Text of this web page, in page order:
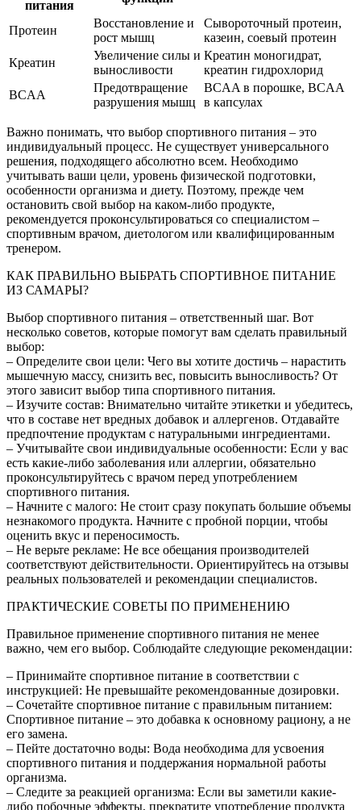
питания
Протеин
Восстановление и
рост мышц
Сывороточный протеин,
казеин, соевый протеин
Креатин
Увеличение силы и
выносливости
Креатин моногидрат,
креатин гидрохлорид
BCAA
Предотвращение
разрушения мышц
BCAA в порошке, BCAA
в капсулах
Важно понимать, что выбор спортивного питания – это
индивидуальный процесс. Не существует универсального
решения, подходящего абсолютно всем. Необходимо
учитывать ваши цели, уровень физической подготовки,
особенности организма и диету. Поэтому, прежде чем
остановить свой выбор на каком-либо продукте,
рекомендуется проконсультироваться со специалистом –
спортивным врачом, диетологом или квалифицированным
тренером.
КАК ПРАВИЛЬНО ВЫБРАТЬ СПОРТИВНОЕ ПИТАНИЕ
ИЗ САМАРЫ?
Выбор спортивного питания – ответственный шаг. Вот
несколько советов, которые помогут вам сделать правильный
выбор:
– Определите свои цели: Чего вы хотите достичь – нарастить
мышечную массу, снизить вес, повысить выносливость? От
этого зависит выбор типа спортивного питания.
– Изучите состав: Внимательно читайте этикетки и убедитесь,
что в составе нет вредных добавок и аллергенов. Отдавайте
предпочтение продуктам с натуральными ингредиентами.
– Учитывайте свои индивидуальные особенности: Если у вас
есть какие-либо заболевания или аллергии, обязательно
проконсультируйтесь с врачом перед употреблением
спортивного питания.
– Начните с малого: Не стоит сразу покупать большие объемы
незнакомого продукта. Начните с пробной порции, чтобы
оценить вкус и переносимость.
– Не верьте рекламе: Не все обещания производителей
соответствуют действительности. Ориентируйтесь на отзывы
реальных пользователей и рекомендации специалистов.
ПРАКТИЧЕСКИЕ СОВЕТЫ ПО ПРИМЕНЕНИЮ
Правильное применение спортивного питания не менее
важно, чем его выбор. Соблюдайте следующие рекомендации:
– Принимайте спортивное питание в соответствии с
инструкцией: Не превышайте рекомендованные дозировки.
– Сочетайте спортивное питание с правильным питанием:
Спортивное питание – это добавка к основному рациону, а не
его замена.
– Пейте достаточно воды: Вода необходима для усвоения
спортивного питания и поддержания нормальной работы
организма.
– Следите за реакцией организма: Если вы заметили какие-
либо побочные эффекты, прекратите употребление продукта